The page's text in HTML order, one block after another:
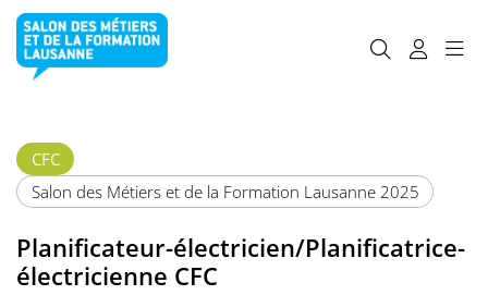
CFC
Salon des Métiers et de la Formation Lausanne 2025
Planificateur-électricien/Planificatrice-
électricienne CFC